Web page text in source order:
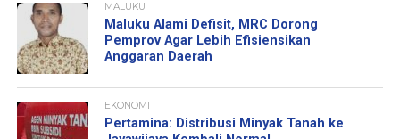
MALUKU
Maluku Alami Defisit, MRC Dorong
Pemprov Agar Lebih Efisiensikan
Anggaran Daerah
EKONOMI
Pertamina: Distribusi Minyak Tanah ke